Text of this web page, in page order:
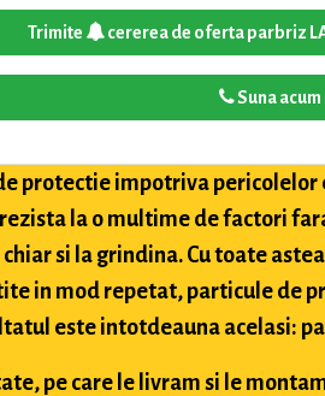
Trimite cererea de oferta parbriz
Suna acum
protectie impotriva pericolelor
la o multime de factori
si la grindina. Cu toate
in mod repetat, particule de
este intotdeauna acelasi:
pe care le livram si le